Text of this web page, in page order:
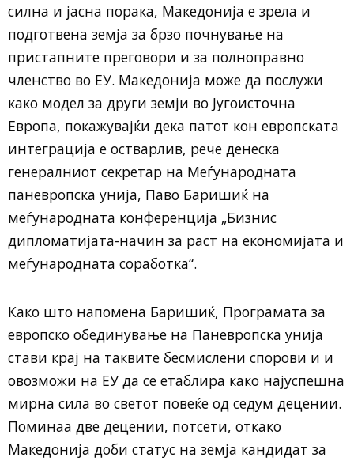
силна и јасна порака, Македонија е зрела и
подготвена земја за брзо почнување на
пристапните преговори и за полноправно
членство во ЕУ. Македонија може да послужи
како модел за други земји во Југоисточна
Европа, покажувајќи дека патот кон европската
интеграција е остварлив, рече денеска
генералниот секретар на Меѓународната
паневропска унија, Паво Баришиќ на
меѓународната конференција „Бизнис
дипломатијата-начин за раст на економијата и
меѓународната соработка“.
Како што напомена Баришиќ, Програмата за
европско обединување на Паневропска унија
стави крај на таквите бесмислени спорови и и
овозможи на ЕУ да се етаблира како најуспешна
мирна сила во светот повеќе од седум децении.
Поминаа две децении, потсети, откако
Македонија доби статус на земја кандидат за